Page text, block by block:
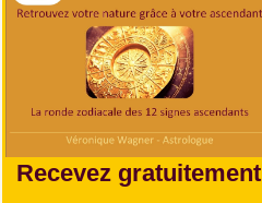
Recevez gratuitement